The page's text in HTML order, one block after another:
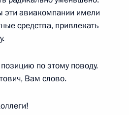
эти авиакомпании имели
средства, привлекать
по этому поводу.
Вам слово.